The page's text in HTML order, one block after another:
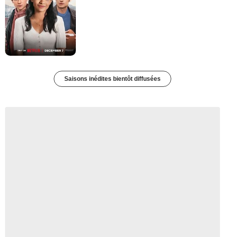
Saisons inédites bientôt diffusées